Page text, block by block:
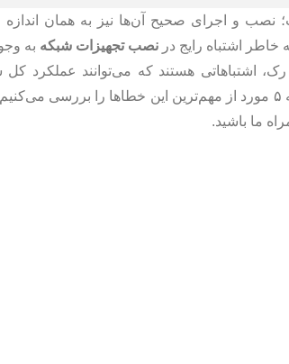
نصب و اجرای صحیح آن‌ها نیز به همان
اشتباه رایج در نصب تجهیزات شبکه به‌
اشتباهاتی هستند که می‌توانند عملکرد کل
فروشگاه تخصصی کابل و تجهیزات شبکه، در این مقاله ۵ مورد از مهم‌ترین
ما باشید.